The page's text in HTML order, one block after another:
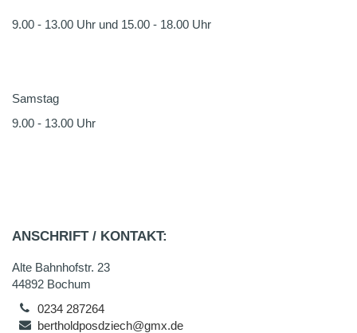
9.00 - 13.00 Uhr und 15.00 - 18.00 Uhr
Samstag
9.00 - 13.00 Uhr
ANSCHRIFT / KONTAKT:
Alte Bahnhofstr. 23
44892 Bochum
0234 287264
bertholdposdziech@gmx.de